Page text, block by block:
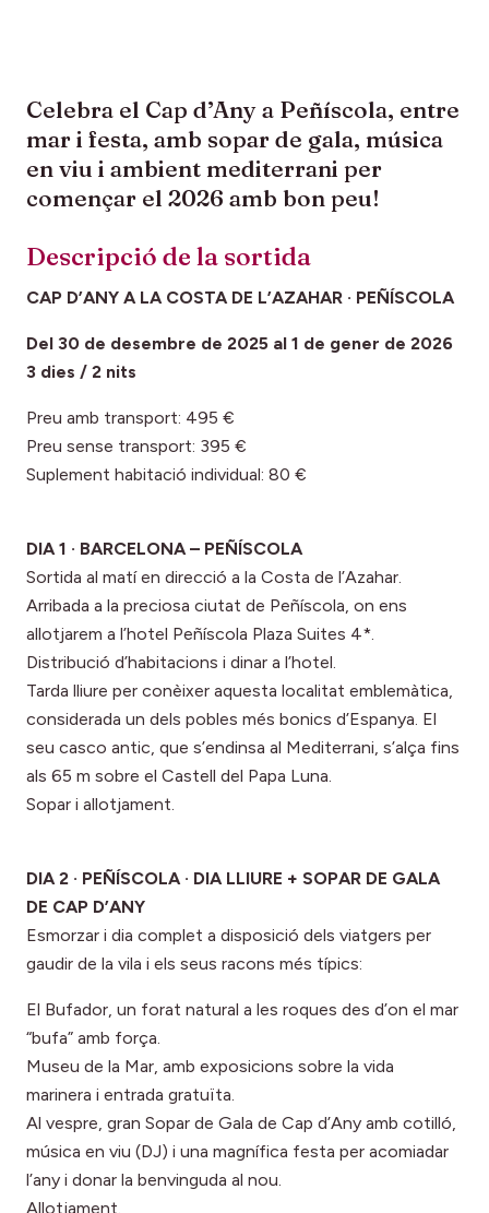
Celebra el Cap d’Any a Peñíscola, entre
mar i festa, amb sopar de gala, música
en viu i ambient mediterrani per
començar el 2026 amb bon peu!
Descripció de la sortida
CAP D’ANY A LA COSTA DE L’AZAHAR · PEÑÍSCOLA
Del 30 de desembre de 2025 al 1 de gener de 2026
3 dies / 2 nits
Preu amb transport: 495 €
Preu sense transport: 395 €
Suplement habitació individual: 80 €
DIA 1 · BARCELONA – PEÑÍSCOLA
Sortida al matí en direcció a la Costa de l’Azahar.
Arribada a la preciosa ciutat de Peñíscola, on ens
allotjarem a l’hotel Peñíscola Plaza Suites 4*.
Distribució d’habitacions i dinar a l’hotel.
Tarda lliure per conèixer aquesta localitat emblemàtica,
considerada un dels pobles més bonics d’Espanya. El
seu casco antic, que s’endinsa al Mediterrani, s’alça fins
als 65 m sobre el Castell del Papa Luna.
Sopar i allotjament.
DIA 2 · PEÑÍSCOLA · DIA LLIURE + SOPAR DE GALA
DE CAP D’ANY
Esmorzar i dia complet a disposició dels viatgers per
gaudir de la vila i els seus racons més típics:
El Bufador, un forat natural a les roques des d’on el mar
“bufa” amb força.
Museu de la Mar, amb exposicions sobre la vida
marinera i entrada gratuïta.
Al vespre, gran Sopar de Gala de Cap d’Any amb cotilló,
música en viu (DJ) i una magnífica festa per acomiadar
l’any i donar la benvinguda al nou.
Allotjament.